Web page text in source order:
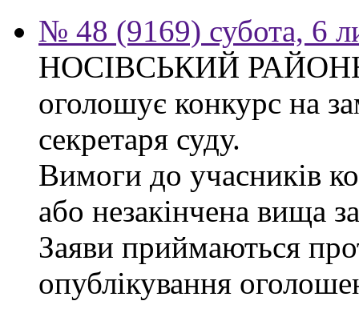
№ 48 (9169) субота, 6
НОСІВСЬКИЙ
оголошує конкурс на
секретаря суду.
Вимоги до учасників
або незакінчена вища
Заяви приймаються
опублікування